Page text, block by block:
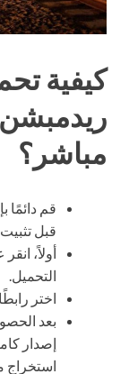
كيفية
مباشر؟
قم دائمًا
قبل تثبيت
أولاً،
التحميل.
اختر
بعد